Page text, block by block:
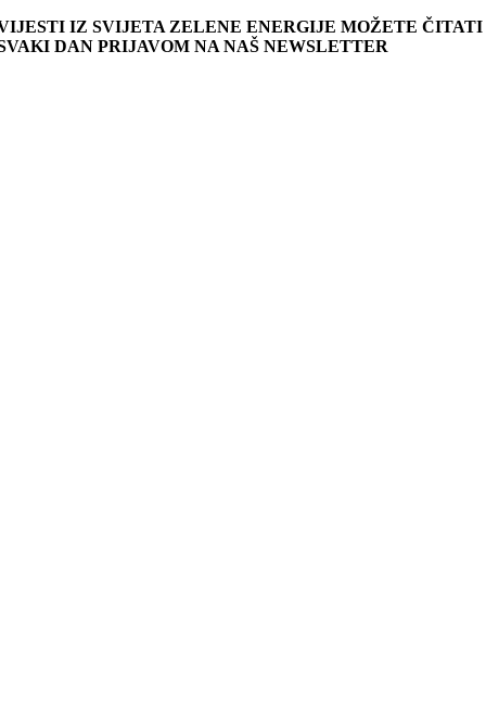
IZ SVIJETA ZELENE ENERGIJE MOŽETE ČITATI
DAN PRIJAVOM NA NAŠ NEWSLETTER